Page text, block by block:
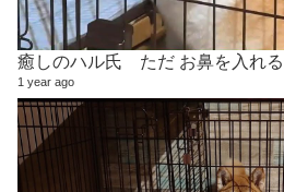
癒しのハル氏 ただ お鼻を入れ
1 year ago